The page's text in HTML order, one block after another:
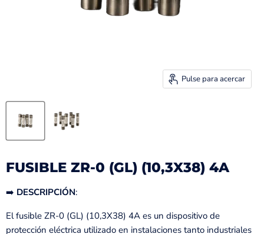
Pulse para acercar
FUSIBLE ZR-0 (GL) (10,3X38) 4A
➡️ DESCRIPCIÓN:
El fusible ZR-0 (GL) (10,3X38) 4A es un dispositivo de
protección eléctrica utilizado en instalaciones tanto industriales